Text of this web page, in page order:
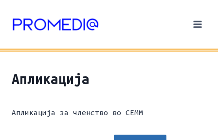
content
Апликација
Апликација за членство во СЕММ